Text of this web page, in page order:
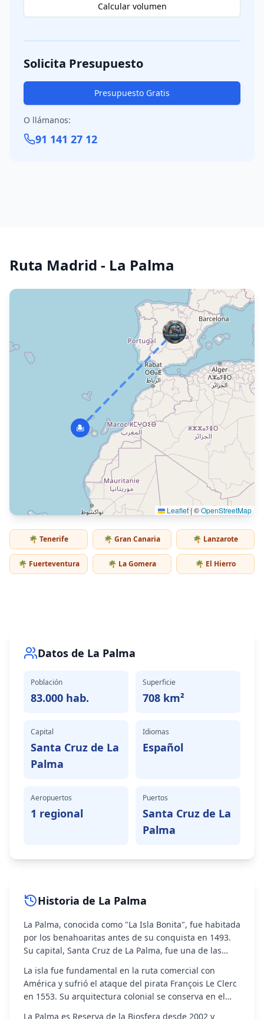
Calcular volumen
Solicita Presupuesto
Presupuesto Gratis
O llámanos:
91 141 27 12
Ruta Madrid - La Palma
🏝️
Leaflet|©OpenStreetMap
🌴Tenerife 🌴 Gran Canaria 🌴 Lanzarote
🌴 Fuerteventura 🌴 La Gomera 🌴 El Hierro
Datos de La Palma
Población
83.000 hab.
Superficie
708 km²
Capital
Santa Cruz de La
Palma
Idiomas
Español
Aeropuertos
1 regional
Puertos
Santa Cruz de La
Palma
Historia de La Palma
La Palma, conocida como "La Isla Bonita", fue habitada
por los benahoaritas antes de su conquista en 1493.
Su capital, Santa Cruz de La Palma, fue una de las
siglo XVI.
La isla fue fundamental en la ruta comercial con
América y sufrió el ataque del pirata François Le Clerc
en 1553. Su arquitectura colonial se conserva en el
La Palma es Reserva de la Biosfera desde 2002 y